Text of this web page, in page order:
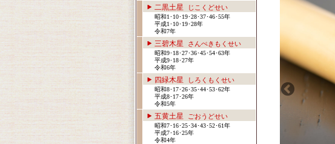
二黒土星 じこくどせい
昭和1･10･19･28･37･46･55年
平成1･10･19･28年
令和7年
三碧木星 さんぺきもくせい
昭和9･18･27･36･45･54･63年
平成9･18･27年
令和6年
四緑木星 しろくもくせい
昭和8･17･26･35･44･53･62年
平成8･17･26年
令和5年
五黄土星 ごおうどせい
昭和7･16･25･34･43･52･61年
平成7･16･25年
令和4年